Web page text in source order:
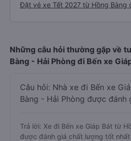
Đặt vé xe Tết 2027 từ Hồng Bàng
Những câu hỏi thường gặp về
Bàng - Hải Phòng đi Bến xe
Câu hỏi: Nhà xe đi Bến xe
Bàng - Hải Phòng được đánh
Trả lời: Xe đi Bến xe Giáp Bát từ
được đánh giá chất lượng tốt nhất